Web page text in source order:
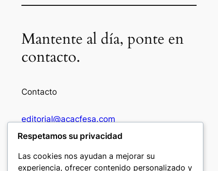
Mantente al día, ponte en
contacto.
Contacto
editorial@acacfesa.com
Respetamos su privacidad
Las cookies nos ayudan a mejorar su
experiencia, ofrecer contenido personalizado y